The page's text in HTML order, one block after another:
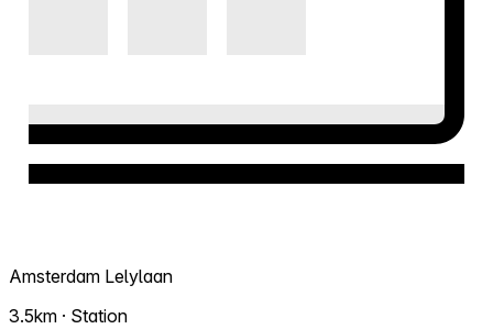
Amsterdam Lelylaan
3.5km · Station